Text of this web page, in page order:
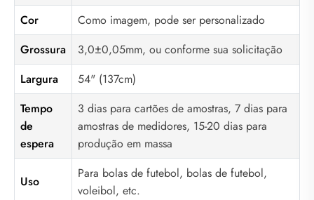
Cor
Como imagem, pode ser personalizado
Grossura
3,0±0,05mm, ou conforme sua solicitação
Largura
54" (137cm)
Tempo
de
espera
3 dias para cartões de amostras, 7 dias para
amostras de medidores, 15-20 dias para
produção em massa
Uso
Para bolas de futebol, bolas de futebol,
voleibol, etc.